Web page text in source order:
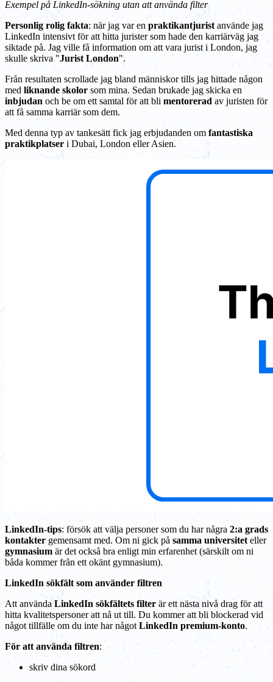
Exempel på LinkedIn-sökning utan att använda filter
Personlig rolig fakta: när jag var en praktikantjuristanvände jag
LinkedIn intensivt för att hitta jurister som hade den karriärväg jag
siktade på. Jag ville få information om att vara jurist i London, jag
skulle skriva "Jurist London".
Från resultaten scrollade jag bland människor tills jag hittade någon
med liknande skolor som mina. Sedan brukade jag skicka en
inbjudan och be om ett samtal för att bli mentorerad av juristen för
att få samma karriär som dem.
Med denna typ av tankesätt fick jag erbjudanden om fantastiska
praktikplatser i Dubai, London eller Asien.
LinkedIn-tips: försök att välja personer som du har några 2:a grads
kontakter gemensamt med. Om ni gick på samma universiteteller
gymnasium är det också bra enligt min erfarenhet (särskilt om ni
båda kommer från ett okänt gymnasium).
LinkedIn sökfält som använder filtren
Att använda LinkedIn sökfältets filter är ett nästa nivå drag för att
hitta kvalitetspersoner att nå ut till. Du kommer att bli blockerad vid
något tillfälle om du inte har någotLinkedIn premium-konto.
För att använda filtren:
skriv dina sökord